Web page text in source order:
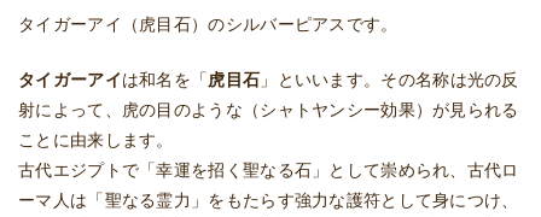
タイガーアイ（虎目石）のシルバーピアスです。
タイガーアイは和名を「虎目石 」といいます。その名称は光の反
射によって、虎の目のような（シャトヤンシー効果）が見られる
ことに由来します。
古代エジプトで「幸運を招く聖なる石」として崇められ、古代ロ
ーマ人は「聖なる霊力」をもたらす強力な護符として身につけ、